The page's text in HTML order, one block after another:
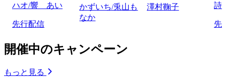
ハオ/響 あい
先行配信
かずいち/兎山も
なか
澤村鞠子
詩
先
開催中のキャンペーン
もっと見る